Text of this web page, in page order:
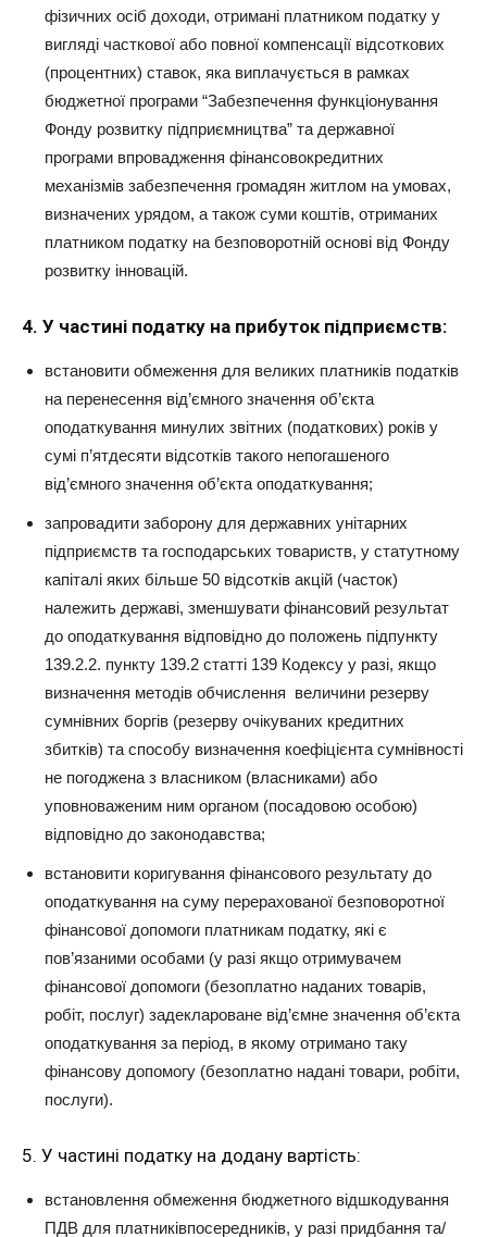
фізичних осіб доходи, отримані платником податку у
вигляді часткової або повної компенсації відсоткових
(процентних) ставок, яка виплачується в рамках
бюджетної програми “Забезпечення функціонування
Фонду розвитку підприємництва” та державної
програми впровадження фінансовокредитних
механізмів забезпечення громадян житлом на умовах,
визначених урядом, а також суми коштів, отриманих
платником податку на безповоротній основі від Фонду
розвитку інновацій.
4. У частині податку на прибуток підприємств:
встановити обмеження для великих платників податків
на перенесення від’ємного значення об’єкта
оподаткування минулих звітних (податкових) років у
сумі п’ятдесяти відсотків такого непогашеного
від’ємного значення об’єкта оподаткування;
запровадити заборону для державних унітарних
підприємств та господарських товариств, у статутному
капіталі яких більше 50 відсотків акцій (часток)
належить державі, зменшувати фінансовий результат
до оподаткування відповідно до положень підпункту
139.2.2. пункту 139.2 статті 139 Кодексу у разі, якщо
визначення методів обчислення величини резерву
сумнівних боргів (резерву очікуваних кредитних
збитків) та способу визначення коефіцієнта сумнівності
не погоджена з власником (власниками) або
уповноваженим ним органом (посадовою особою)
відповідно до законодавства;
встановити коригування фінансового результату до
оподаткування на суму перерахованої безповоротної
фінансової допомоги платникам податку, які є
пов’язаними особами (у разі якщо отримувачем
фінансової допомоги (безоплатно наданих товарів,
робіт, послуг) задеклароване від’ємне значення об’єкта
оподаткування за період, в якому отримано таку
фінансову допомогу (безоплатно надані товари, робіти,
послуги).
5. У частині податку на додану вартість:
встановлення обмеження бюджетного відшкодування
ПДВ для платниківпосередників, у разі придбання та/